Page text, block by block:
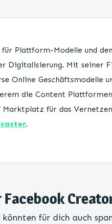
Plattform-Modelle und
Digitalisierung. Mit seiner
Online Geschäftsmodelle
die Content Plattformen
für das
.
für dich auch